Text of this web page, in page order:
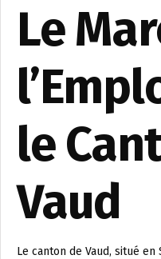
Le
le
Vaud
Le canton de Vaud, situé